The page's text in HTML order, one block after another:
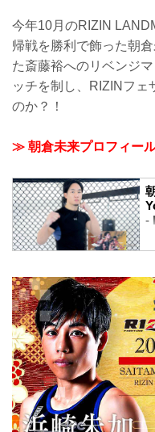
今年10月のRIZIN
帰戦を勝利で飾った朝
た斎藤裕へのリベンジ
ッチを制し、RIZINフェ
のか？！
≫ 朝倉未来プロフィー
-